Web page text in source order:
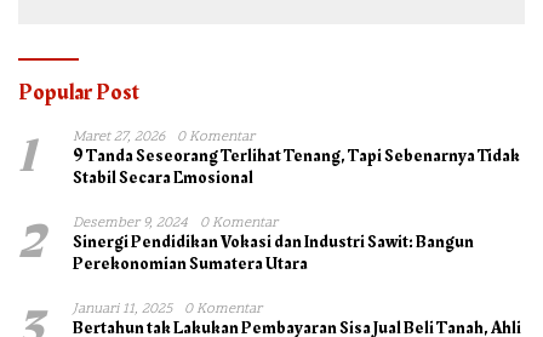
Popular Post
1 Maret 27, 2026 0 Komentar
9 Tanda Seseorang Terlihat Tenang, Tapi Sebenarnya Tidak
Stabil Secara Emosional
2 Desember 9, 2024 0 Komentar
Sinergi Pendidikan Vokasi dan Industri Sawit: Bangun
Perekonomian Sumatera Utara
Januari 11, 2025 0 Komentar
Bertahun tak Lakukan Pembayaran Sisa Jual Beli Tanah, Ahli